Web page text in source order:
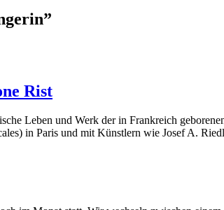
”
Rist
Leben und Werk der in Frankreich
in Paris und mit Künstlern wie Josef A.